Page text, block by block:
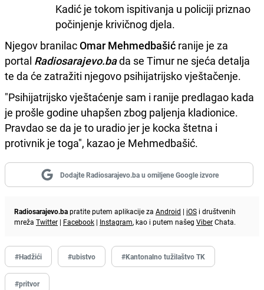
Kadić je tokom ispitivanja u policiji priznao
počinjenje krivičnog djela.
Njegov branilacOmar Mehmedbašić ranije je za
portal Radiosarajevo.bada se Timur ne sjeća detalja
te da će zatražiti njegovo psihijatrijsko vještačenje.
"Psihijatrijsko vještaćenje sam i ranije predlagao kada
je prošle godine uhapšen zbog paljenja kladionice.
Pravdao se da je to uradio jer je kocka štetna i
protivnik je toga", kazao je Mehmedbašić.
Dodajte Radiosarajevo.ba u omiljene Google izvore
Radiosarajevo.bapratite putem aplikacije za Android | iOS i društvenih
mreža Twitter | Facebook | Instagram, kao i putem našeg ViberChata.
#Hadžići #ubistvo #Kantonalno tužilaštvo TK
#pritvor